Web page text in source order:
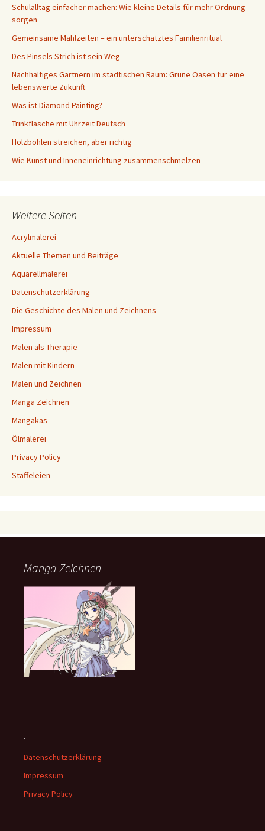
Schulalltag einfacher machen: Wie kleine Details für mehr Ordnung
sorgen
Gemeinsame Mahlzeiten – ein unterschätztes Familienritual
Des Pinsels Strich ist sein Weg
Nachhaltiges Gärtnern im städtischen Raum: Grüne Oasen für eine
lebenswerte Zukunft
Was ist Diamond Painting?
Trinkflasche mit Uhrzeit Deutsch
Holzbohlen streichen, aber richtig
Wie Kunst und Inneneinrichtung zusammenschmelzen
Weitere Seiten
Acrylmalerei
Aktuelle Themen und Beiträge
Aquarellmalerei
Datenschutzerklärung
Die Geschichte des Malen und Zeichnens
Impressum
Malen als Therapie
Malen mit Kindern
Malen und Zeichnen
Manga Zeichnen
Mangakas
Ölmalerei
Privacy Policy
Staffeleien
Manga Zeichnen
.
Datenschutzerklärung
Impressum
Privacy Policy